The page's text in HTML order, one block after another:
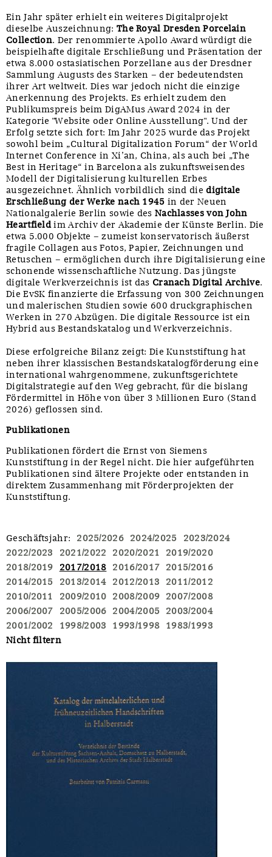
Ein Jahr später erhielt ein weiteres Digitalprojekt
dieselbe Auszeichnung: The Royal Dresden Porcelain
Collection. Der renommierte Apollo Award würdigt die
beispielhafte digitale Erschließung und Präsentation der
etwa 8.000 ostasiatischen Porzellane aus der Dresdner
Sammlung Augusts des Starken – der bedeutendsten
ihrer Art weltweit. Dies war jedoch nicht die einzige
Anerkennung des Projekts. Es erhielt zudem den
Publikumspreis beim DigAMus Award 2024 in der
Kategorie "Website oder Online Ausstellung". Und der
Erfolg setzte sich fort: Im Jahr 2025 wurde das Projekt
sowohl beim „Cultural Digitalization Forum“ der World
Internet Conference in Xi’an, China, als auch bei „The
Best in Heritage“ in Barcelona als zukunftsweisendes
Modell der Digitalisierung kulturellen Erbes
ausgezeichnet. Ähnlich vorbildlich sind diedigitale
Erschließung der Werke nach 1945 in der Neuen
Nationalgalerie Berlin sowie des Nachlasses von John
Heartfieldim Archiv der Akademie der Künste Berlin. Die
etwa 5.000 Objekte – zumeist konservatorisch äußerst
fragile Collagen aus Fotos, Papier, Zeichnungen und
Retuschen – ermöglichen durch ihre Digitalisierung eine
schonende wissenschaftliche Nutzung. Das jüngste
digitale Werkverzeichnis ist das Cranach Digital Archive.
Die EvSK finanzierte die Erfassung von 300 Zeichnungen
und malerischen Studien sowie 600 druckgraphischen
Werken in 270 Abzügen. Die digitale Ressource ist ein
Hybrid aus Bestandskatalog und Werkverzeichnis.
Diese erfolgreiche Bilanz zeigt: Die Kunststiftung hat
neben ihrer klassischen Bestandskatalogförderung eine
international wahrgenommene, zukunftsgerichtete
Digitalstrategie auf den Weg gebracht, für die bislang
Fördermittel in Höhe von über 3 Millionen Euro (Stand
2026) geflossen sind.
Publikationen
Publikationen fördert die Ernst von Siemens
Kunststiftung in der Regel nicht. Die hier aufgeführten
Publikationen sind ältere Projekte oder entstanden in
direktem Zusammenhang mit Förderprojekten der
Kunststiftung.
Geschäftsjahr: 2025/2026 2024/2025
2023/2024
2022/2023
2021/2022 2020/2021
2019/2020
2018/2019
2017/2018 2016/2017
2015/2016
2014/2015
2013/2014 2012/2013
2011/2012
2010/2011
2009/2010 2008/2009
2007/2008
2006/2007
2005/2006 2004/2005
2003/2004
2001/2002
1998/2003 1993/1998
1983/1993
Nicht filtern